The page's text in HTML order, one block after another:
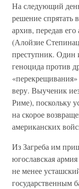
На следующий
решение спрятать
архив, передав
(Алойзие
преступник. Один
геноцида против
веру. Выученик
Риме), поскольку
на скорое
американских
Из Загреба им
югославская
не менее
государственным